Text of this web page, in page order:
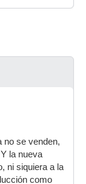
no se venden,
la nueva
ni siquiera a la
como